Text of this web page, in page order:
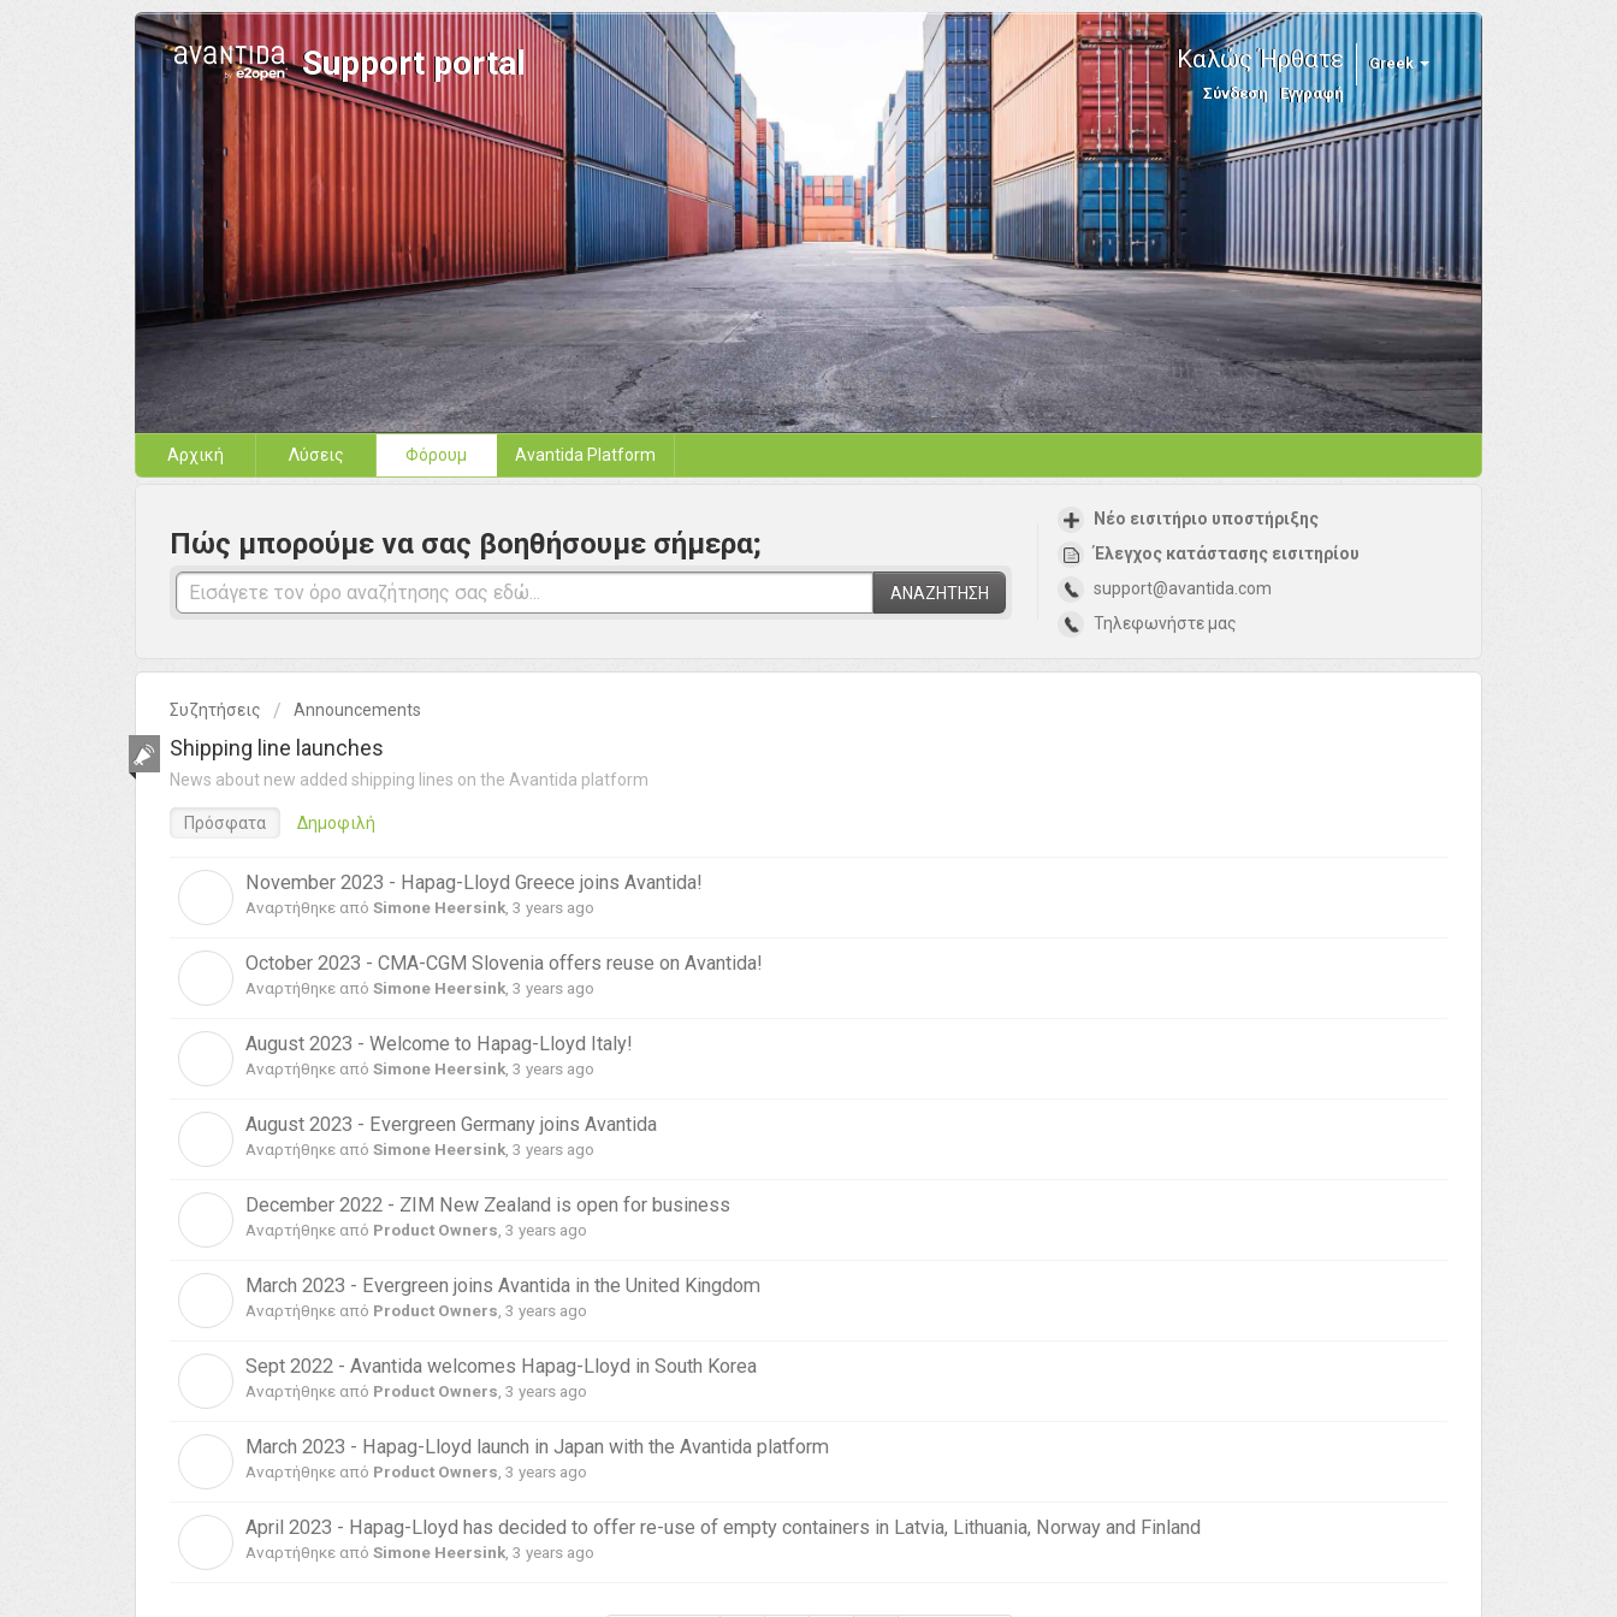
Support portal Greek
Καλώς Ήρθατε
Σύνδεση Εγγραφή
Αρχική Λύσεις Φόρουμ Avantida Platform
Πώς μπορούμε να σας βοηθήσουμε σήμερα;
ΑΝΑΖΉΤΗΣΗ
Νέο εισιτήριο υποστήριξης
Έλεγχος κατάστασης εισιτηρίου
support@avantida.com
Τηλεφωνήστε μας
Συζητήσεις Announcements
Shipping line launches
News about new added shipping lines on the Avantida platform
Πρόσφατα Δημοφιλή
November 2023 - Hapag-Lloyd Greece joins Avantida!
Αναρτήθηκε από Simone Heersink 3 years ago
October 2023 - CMA-CGM Slovenia offers reuse on Avantida!
Αναρτήθηκε από Simone Heersink 3 years ago
August 2023 - Welcome to Hapag-Lloyd Italy!
Αναρτήθηκε από Simone Heersink 3 years ago
August 2023 - Evergreen Germany joins Avantida
Αναρτήθηκε από Simone Heersink 3 years ago
December 2022 - ZIM New Zealand is open for business
Αναρτήθηκε από Product Owners 3 years ago
March 2023 - Evergreen joins Avantida in the United Kingdom
Αναρτήθηκε από Product Owners 3 years ago
Sept 2022 - Avantida welcomes Hapag-Lloyd in South Korea
Αναρτήθηκε από Product Owners 3 years ago
March 2023 - Hapag-Lloyd launch in Japan with the Avantida platform
Αναρτήθηκε από Product Owners 3 years ago
April 2023 - Hapag-Lloyd has decided to offer re-use of empty containers in Latvia, Lithuania, Norway and Finland
Αναρτήθηκε από Simone Heersink 3 years ago